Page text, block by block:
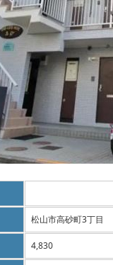
松山市高砂町3丁目
4,830